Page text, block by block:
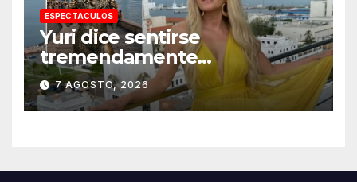
ESPECTACULOS
Yuri dice sentirse
tremendamente
emocionada sobre su estatua
que le harán en Veracruz
7 AGOSTO, 2026